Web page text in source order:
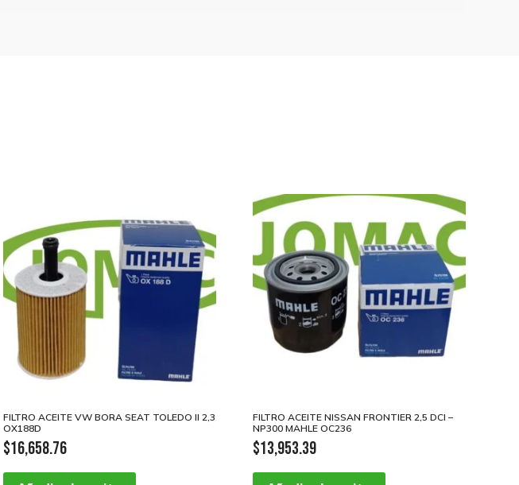
FILTRO ACEITE VW BORA SEAT TOLEDO II 2,3
OX188D
$16,658.76
FILTRO ACEITE NISSAN FRONTIER 2,5 DCI –
NP300 MAHLE OC236
$13,953.39